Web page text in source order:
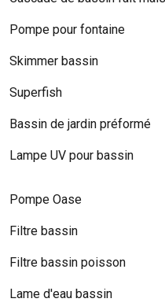
Pompe pour fontaine
Skimmer bassin
Superfish
Bassin de jardin préformé
Lampe UV pour bassin
Pompe Oase
Filtre bassin
Filtre bassin poisson
Lame d'eau bassin